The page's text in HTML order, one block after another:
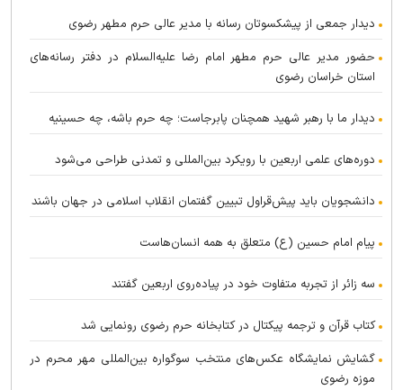
دیدار جمعی از پیشکسوتان رسانه با مدیر عالی حرم مطهر رضوی
حضور مدیر عالی حرم مطهر امام رضا علیه‌السلام در دفتر رسانه‌های
استان خراسان رضوی
دیدار ما با رهبر شهید همچنان پابرجاست؛ چه حرم باشه، چه حسینیه
دوره‌های علمی اربعین با رویکرد بین‌المللی و تمدنی طراحی می‌شود
دانشجویان باید پیش‌قراول تبیین گفتمان انقلاب اسلامی در جهان باشند
پیام امام حسین (ع) متعلق به همه انسان‌هاست
سه زائر از تجربه متفاوت خود در پیاده‌روی اربعین گفتند
کتاب قرآن و ترجمه پیکتال در کتابخانه حرم رضوی رونمایی شد
گشایش نمایشگاه عکس‌های منتخب سوگواره بین‌المللی مهر محرم در
موزه رضوی